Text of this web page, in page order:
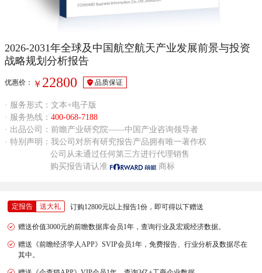
2026-2031年全球及中国航空航天产业发展前景与投资
战略规划分析报告
优惠价： ￥ 22800 品质保证
· 服务形式：文本+电子版
· 服务热线： 400-068-7188
· 出品公司：前瞻产业研究院——中国产业咨询领导者
· 特别声明：我公司对所有研究报告产品拥有唯一著作权
公司从未通过任何第三方进行代理销售
购买报告请认准
商标
定报告 送大礼 订购12800元以上报告1份，即可得以下赠送
赠送价值3000元的前瞻数据库会员1年，查询行业及宏观经济数据。
赠送《前瞻经济学人APP》SVIP会员1年，免费报告、行业分析及数据尽在
其中。